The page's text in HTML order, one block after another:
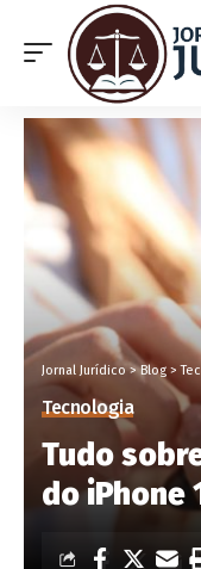
Jornal Jurídico>Blog >
Tecnologia
Tudo
do iPhone